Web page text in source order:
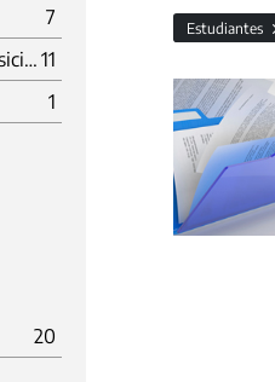
7
Entrevistas, ponencia y exposición 11
1
20
Estudiantes